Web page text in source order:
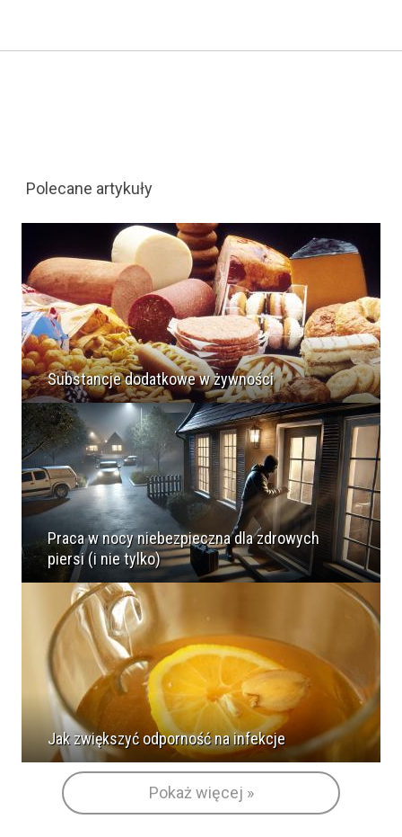
Polecane artykuły
Substancje dodatkowe w żywności
Praca w nocy niebezpieczna dla zdrowych
piersi (i nie tylko)
Jak zwiększyć odporność na infekcje
Pokaż więcej »